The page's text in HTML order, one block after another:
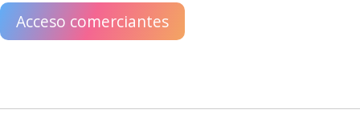
Acceso comerciantes